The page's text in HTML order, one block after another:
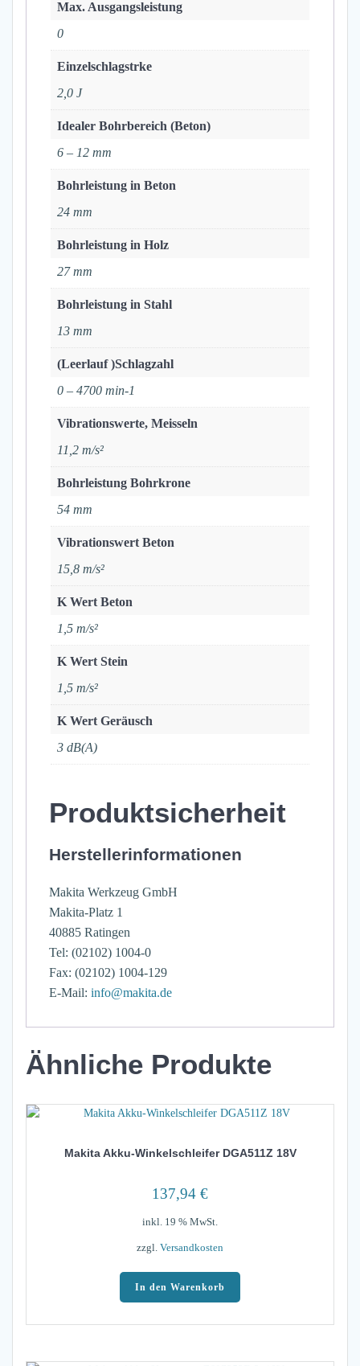
Max. Ausgangsleistung
0
Einzelschlagstrke
2,0 J
Idealer Bohrbereich (Beton)
6 – 12 mm
Bohrleistung in Beton
24 mm
Bohrleistung in Holz
27 mm
Bohrleistung in Stahl
13 mm
(Leerlauf )Schlagzahl
0 – 4700 min-1
Vibrationswerte, Meisseln
11,2 m/s²
Bohrleistung Bohrkrone
54 mm
Vibrationswert Beton
15,8 m/s²
K Wert Beton
1,5 m/s²
K Wert Stein
1,5 m/s²
K Wert Geräusch
3 dB(A)
Produktsicherheit
Herstellerinformationen
Makita Werkzeug GmbH
Makita-Platz 1
40885 Ratingen
Tel: (02102) 1004-0
Fax: (02102) 1004-129
E-Mail: info@makita.de
Ähnliche Produkte
Makita Akku-Winkelschleifer DGA511Z 18V
137,94 €
inkl. 19 % MwSt.
zzgl. Versandkosten
In den Warenkorb